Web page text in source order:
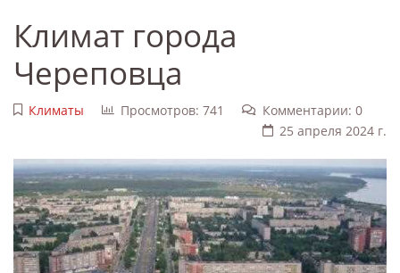
Климат города
Череповца
Климаты Просмотров: 741
Комментарии: 0
25 апреля 2024 г.